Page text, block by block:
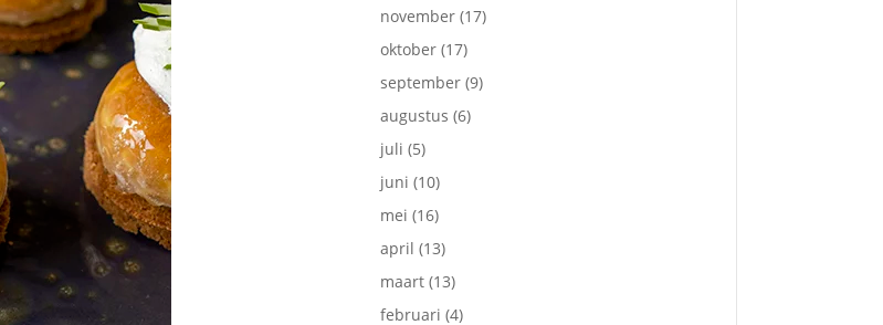
november(17)
oktober(17)
september(9)
augustus (6)
juli (5)
juni (10)
mei (16)
april (13)
maart(13)
februari (4)